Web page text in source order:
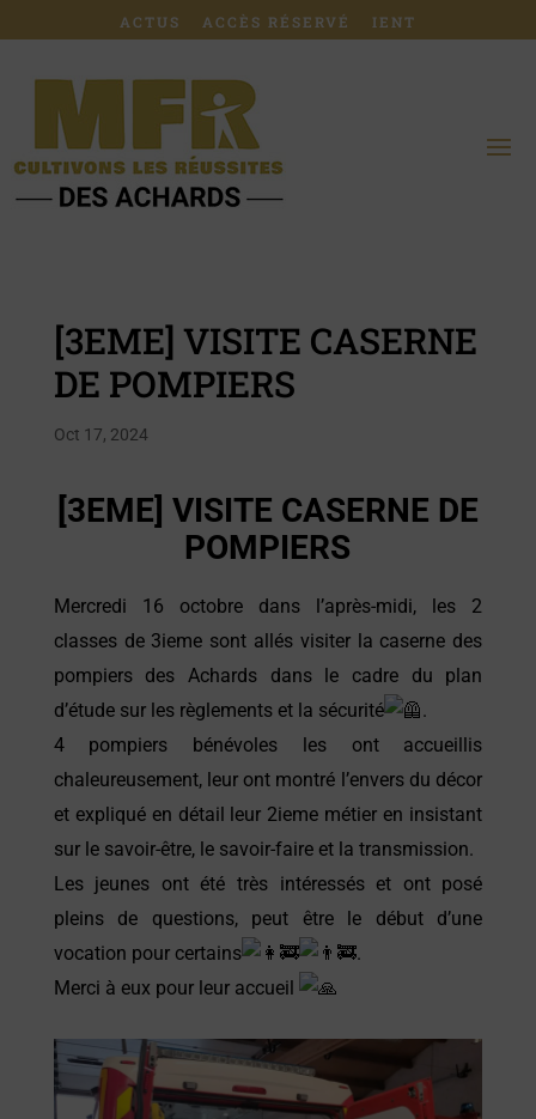
ACTUS ACCÈS RÉSERVÉ IENT
[3EME] VISITE CASERNE
DE POMPIERS
Oct 17, 2024
[3EME] VISITE CASERNE DE
POMPIERS
Mercredi 16 octobre dans l’après-midi, les 2
classes de 3ieme sont allés visiter la caserne des
pompiers des Achards dans le cadre du plan
d’étude sur les règlements et la sécurité
.
4 pompiers bénévoles les ont accueillis
chaleureusement, leur ont montré l’envers du décor
et expliqué en détail leur 2ieme métier en insistant
sur le savoir-être, le savoir-faire et la transmission.
Les jeunes ont été très intéressés et ont posé
pleins de questions, peut être le début d’une
vocation pour certains
.
Merci à eux pour leur accueil